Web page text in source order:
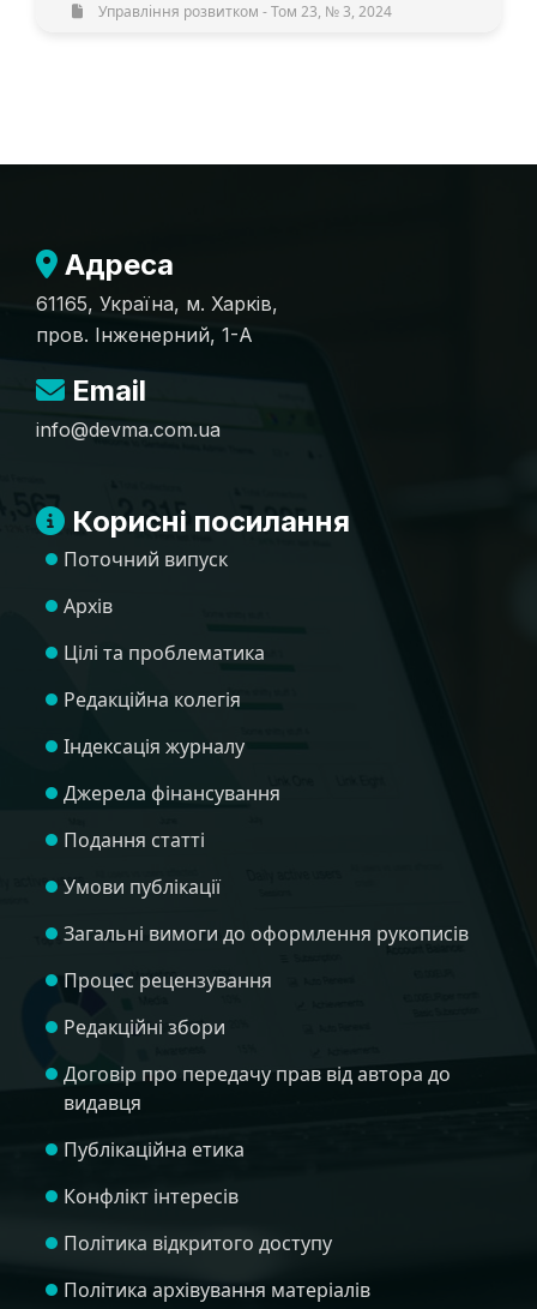
Управління розвитком - Том 23, № 3, 2024
Адреса
61165, Україна, м. Харків,
пров. Інженерний, 1-А
Email
info@devma.com.ua
Корисні посилання
Поточний випуск
Архів
Цілі та проблематика
Редакційна колегія
Індексація журналу
Джерела фінансування
Подання статті
Умови публікації
Загальні вимоги до оформлення рукописів
Процес рецензування
Редакційні збори
Договір про передачу прав від автора до
видавця
Публікаційна етика
Конфлікт інтересів
Політика відкритого доступу
Політика архівування матеріалів